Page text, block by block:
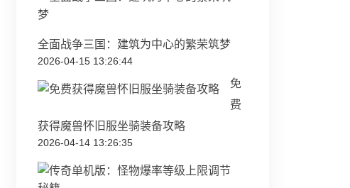
全面战争三国：建筑为中心的繁荣筑梦
2026-04-15 13:26:44
免
费
获得魔兽怀旧服坐骑装备攻略
2026-04-14 13:26:35